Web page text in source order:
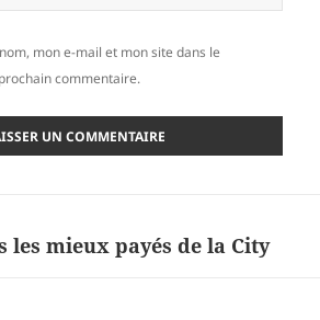
mon e-mail et mon site dans le
commentaire.
les mieux payés de la City